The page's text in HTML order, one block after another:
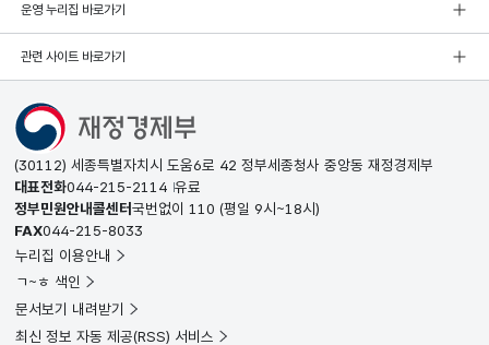
운영 누리집 바로가기
관련 사이트 바로가기
(30112) 세종특별자치시 도움6로 42 정부세종청사 중앙동 재정경제부
대표전화044-215-2114 유료
정부민원안내콜센터국번없이 110 (평일 9시~18시)
FAX044-215-8033
누리집 이용안내
ㄱ~ㅎ 색인
문서보기 내려받기
최신 정보 자동 제공(RSS) 서비스